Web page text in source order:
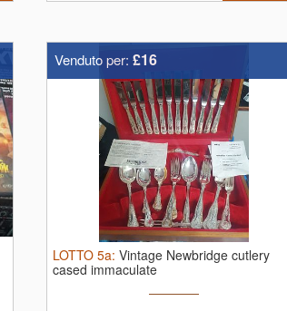
Venduto per: £16
LOTTO 5a: Vintage Newbridge cutlery
cased immaculate